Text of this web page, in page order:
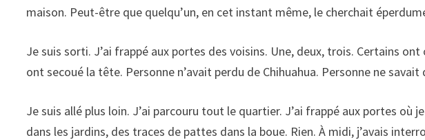
maison. Peut-être que quelqu’un, en cet instant même, le cherchait
Je suis sorti. J’ai frappé aux portes des voisins. Une, deux, trois. Certains
ont secoué la tête. Personne n’avait perdu de Chihuahua. Personne ne savait
Je suis allé plus loin. J’ai parcouru tout le quartier. J’ai frappé aux portes où
dans les jardins, des traces de pattes dans la boue. Rien. À midi, j’avais